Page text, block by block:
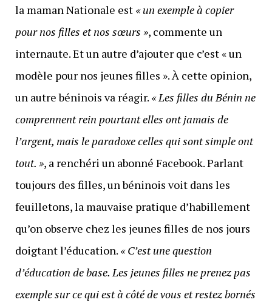
la maman Nationale est « un exemple à copier
pour nos filles et nos sœurs », commente un
internaute. Et un autre d’ajouter que c’est « un
modèle pour nos jeunes filles ». À cette opinion,
un autre béninois va réagir. « Les filles du Bénin ne
comprennent rein pourtant elles ont jamais de
l’argent, mais le paradoxe celles qui sont simple ont
tout. », a renchéri un abonné Facebook. Parlant
toujours des filles, un béninois voit dans les
feuilletons, la mauvaise pratique d’habillement
qu’on observe chez les jeunes filles de nos jours
doigtant l’éducation. « C’est une question
d’éducation de base. Les jeunes filles ne prenez pas
exemple sur ce qui est à côté de vous et restez bornés